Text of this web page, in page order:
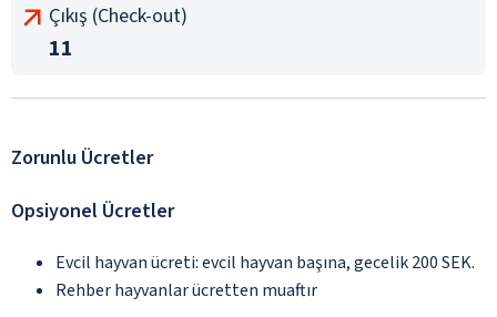
Çıkış (Check-out)
11
Zorunlu Ücretler
Opsiyonel Ücretler
Evcil hayvan ücreti: evcil hayvan başına, gecelik 200 SEK.
Rehber hayvanlar ücretten muaftır